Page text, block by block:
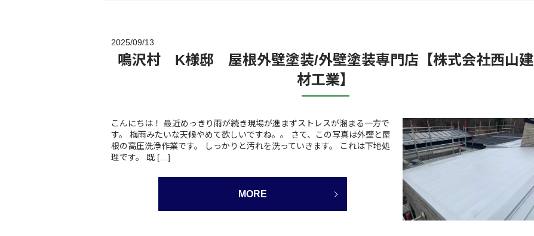
2025/09/13
鳴沢村 K様邸 屋根外壁塗装/外壁塗装専門店【株式会社西山建
材工業】
こんにちは！ 最近めっきり雨が続き現場が進まずストレスが溜まる一方で
す。 梅雨みたいな天候やめて欲しいですね。。 さて、この写真は外壁と屋
根の高圧洗浄作業です。 しっかりと汚れを洗っていきます。 これは下地処
理です。 既 […]
MORE